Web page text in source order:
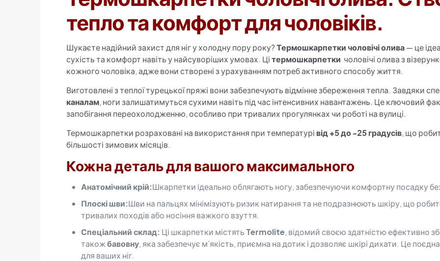
тепло та комфорт для чоловіків.
Шукаєте надійний захист для ніг у холодну пору року?Термошкарпетки чоловічі олива— це
сухість та комфорт навіть у найсуворіших умовах. Цітермошкарпетки чоловічі олива з
кожного чоловіка, адже вони створені з урахуванням потреб активного способу життя.
Виготовлені з теплої турецької пряжі вони забезпечують відмінне збереження тепла. Завдяки
каналам, ноги залишатимуться сухими навіть під час інтенсивних навантажень. Це ключовий
запобігання переохолодженню, особливо при тривалих прогулянках чи роботі на вулиці.
Термошкарпетки розраховані на використання при температурі від +5 до -25 градусів, що
більшості зимових місяців.
Кожна деталь для вашого максимального
Анатомічний крій:Шкарпетки ідеально облягають ногу, забезпечуючи комфортну посадку
Плоскі шви:Шви на пальцях мінімізують ризик натирання та не подразнюють шкіру, що
тривалих походів або носіння важкого взуття.
Спеціальний склад: Ці шкарпетки містять Termolite, відомий своєю здатністю ефективно
такожбавовну, яка забезпечує м’якість, приємна на дотик і дозволяє шкірі дихати. Це
для ваших ніг.